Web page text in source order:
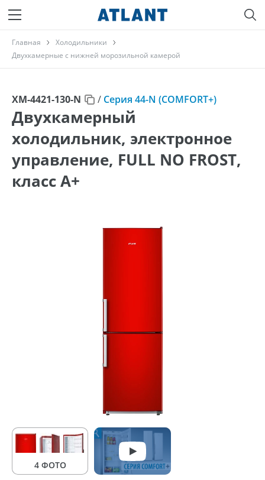
Главная
Холодильники
Двухкамерные с нижней морозильной камерой
ХМ-4421-130-N / Серия 44-N (COMFORT+)
Двухкамерный
холодильник, электронное
управление, FULL NO FROST,
класс A+
4 ФОТО